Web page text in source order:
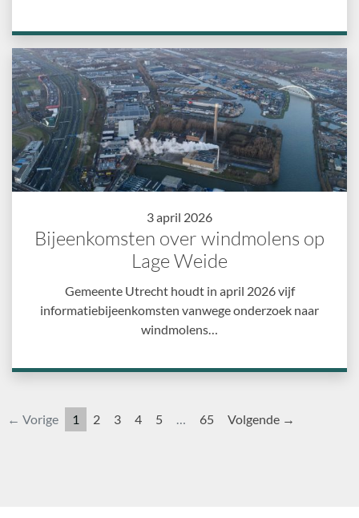
3 april 2026
Bijeenkomsten over windmolens op
Lage Weide
Gemeente Utrecht houdt in april 2026 vijf
informatiebijeenkomsten vanwege onderzoek naar
windmolens…
← Vorige 1 2 3 4 5 … 65 Volgende →